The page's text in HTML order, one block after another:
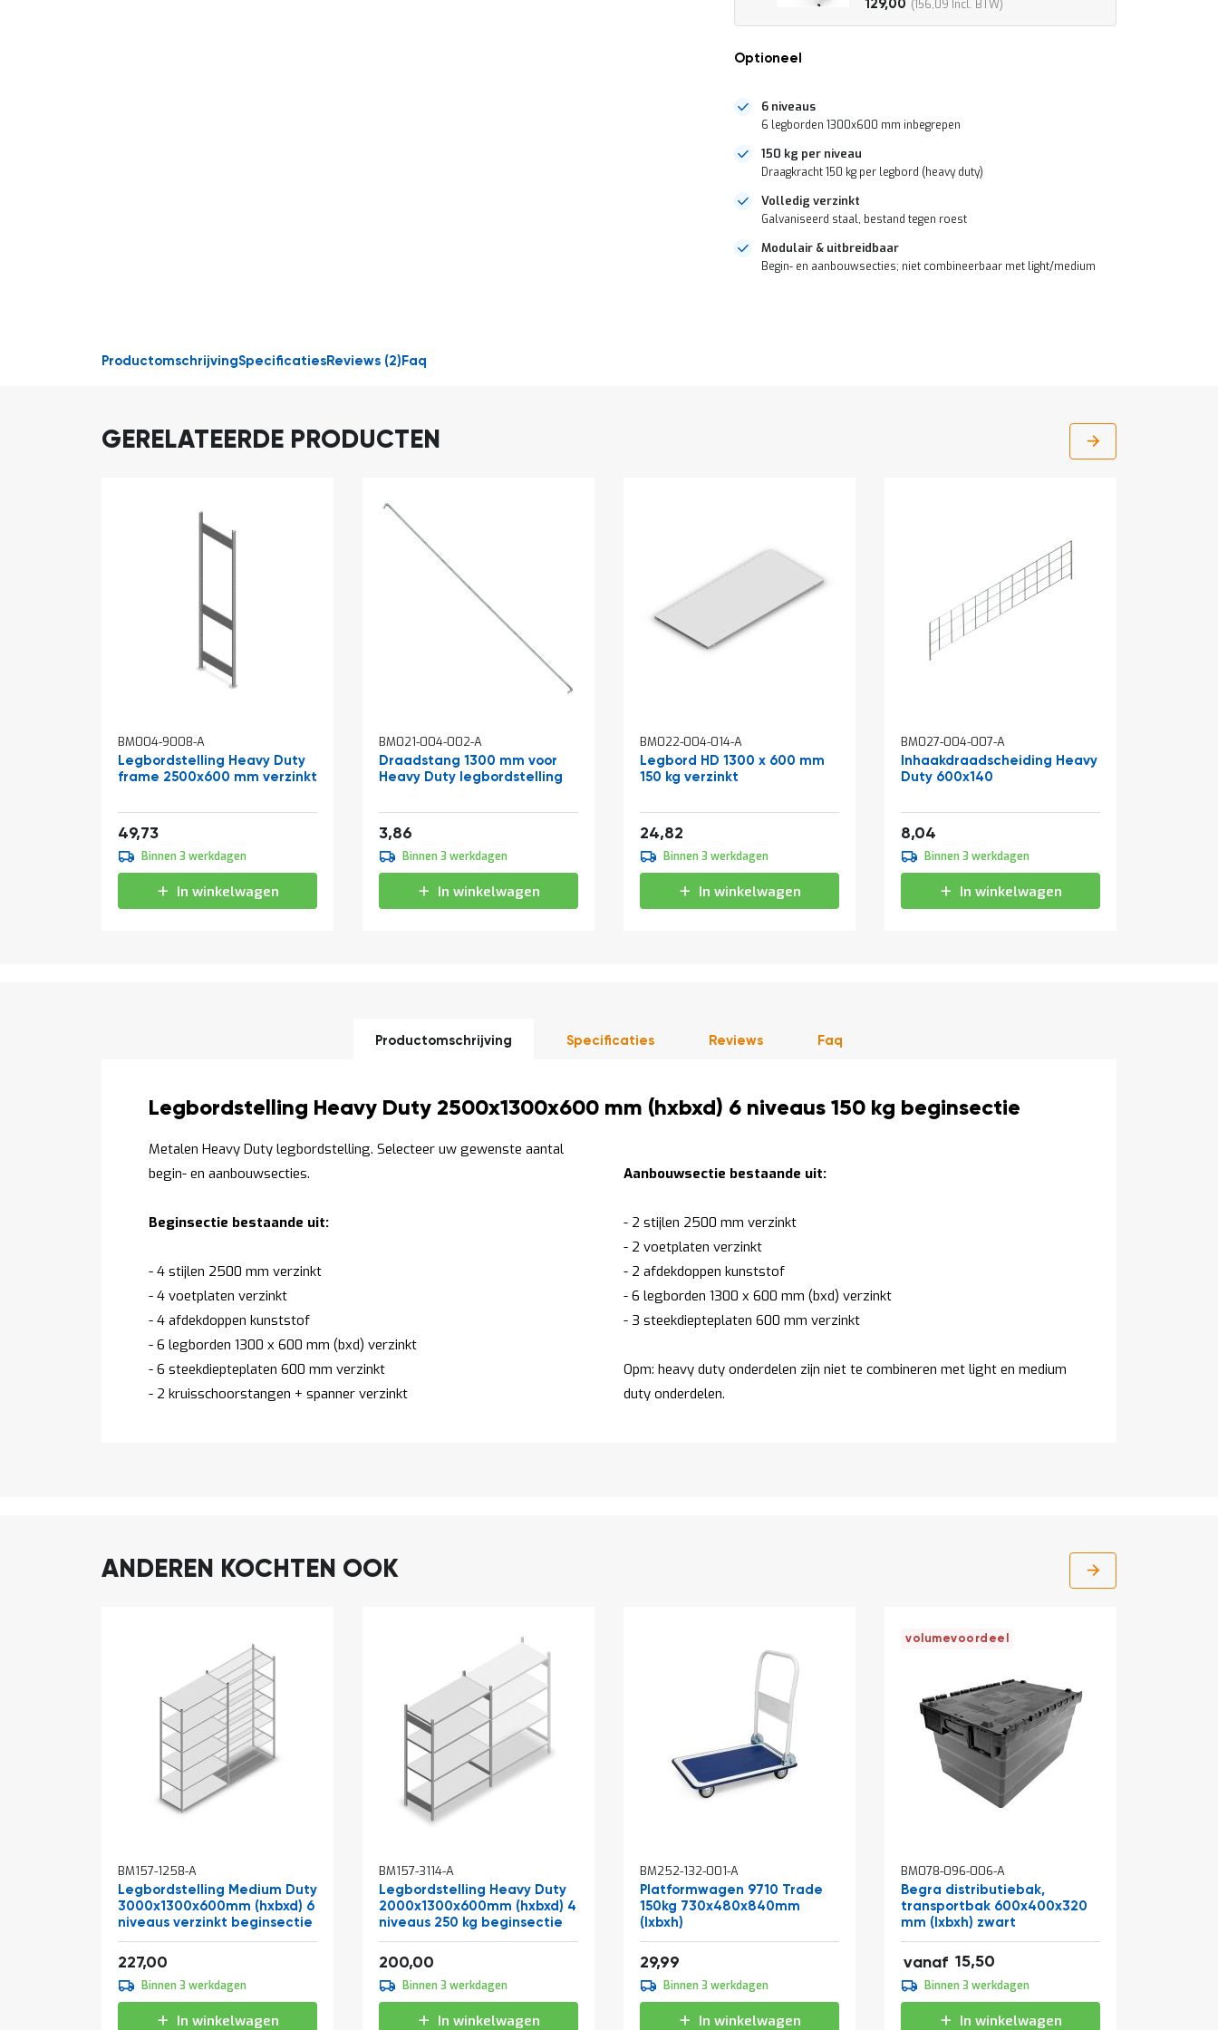
129,00
156,09
Optioneel
6 niveaus
6 legborden 1300x600 mm inbegrepen
150 kg per niveau
Draagkracht 150 kg per legbord (heavy duty)
Volledig verzinkt
Galvaniseerd staal, bestand tegen roest
Modulair & uitbreidbaar
Begin- en aanbouwsecties; niet combineerbaar met light/medium
ProductomschrijvingSpecificaties Reviews 2 Faq
GERELATEERDE PRODUCTEN
BM004-9008-A
Legbordstelling Heavy Duty
frame 2500x600 mm verzinkt
Vanaf
49,73
Binnen 3 werkdagen
In winkelwagen
BM021-004-002-A
Draadstang 1300 mm voor
Heavy Duty legbordstelling
3,86
Binnen 3 werkdagen
In winkelwagen
BM022-004-014-A
Legbord HD 1300 x 600 mm
150 kg verzinkt
24,82
Binnen 3 werkdagen
In winkelwagen
BM027-004-007-A
Inhaakdraadscheiding Heavy
Duty 600x140
8,04
Binnen 3 werkdagen
In winkelwagen
Productomschrijving
Productomschrijving
Legbordstelling Heavy Duty 2500x1300x600 mm (hxbxd) 6 niveaus 150 kg beginsectie
Metalen Heavy Duty legbordstelling. Selecteer uw gewenste aantal
begin- en aanbouwsecties.
Beginsectie bestaande uit:
- 4 stijlen 2500 mm verzinkt
- 4 voetplaten verzinkt
- 4 afdekdoppen kunststof
- 6 legborden 1300 x 600 mm (bxd) verzinkt
- 6 steekdiepteplaten 600 mm verzinkt
- 2 kruisschoorstangen + spanner verzinkt
Aanbouwsectie bestaande uit:
- 2 stijlen 2500 mm verzinkt
- 2 voetplaten verzinkt
- 2 afdekdoppen kunststof
- 6 legborden 1300 x 600 mm (bxd) verzinkt
- 3 steekdiepteplaten 600 mm verzinkt
Opm: heavy duty onderdelen zijn niet te combineren met light en medium
duty onderdelen.
Specificaties Reviews Faq
ANDEREN KOCHTEN OOK
BM157-1258-A
Legbordstelling Medium Duty
3000x1300x600mm (hxbxd) 6
niveaus verzinkt beginsectie
Vanaf
227,00
Binnen 3 werkdagen
In winkelwagen
BM157-3114-A
Legbordstelling Heavy Duty
2000x1300x600mm (hxbxd) 4
niveaus 250 kg beginsectie
Vanaf
200,00
Binnen 3 werkdagen
In winkelwagen
BM252-132-001-A
Platformwagen 9710 Trade
150kg 730x480x840mm
(lxbxh)
29,99
winkelwagen
Binnen 3 werkdagen
In winkelwagen
volumevoordeel
BM078-096-006-A
Begra distributiebak,
transportbak 600x400x320
mm (lxbxh) zwart
vanaf 15,50
18,76
17,20
20,81
winkelwagen
Binnen 3 werkdagen
In winkelwagen